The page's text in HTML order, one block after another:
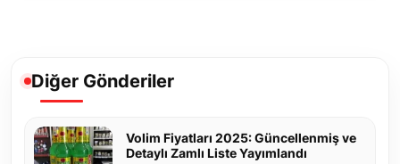
Diğer Gönderiler
Volim Fiyatları 2025: Güncellenmiş ve
Detaylı Zamlı Liste Yayımlandı